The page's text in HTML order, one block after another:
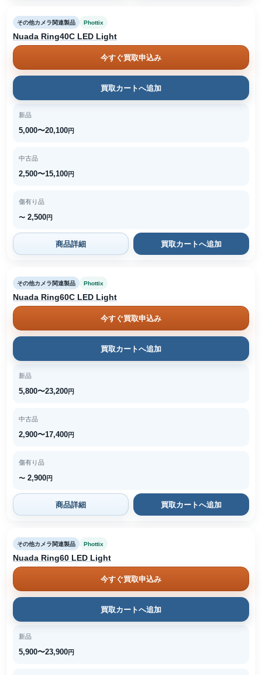
その他カメラ関連製品 Phottix
Nuada Ring40C LED Light
今すぐ買取申込み
買取カートへ追加
新品
5,000〜20,100円
中古品
2,500〜15,100円
傷有り品
〜 2,500円
商品詳細 買取カートへ追加
その他カメラ関連製品 Phottix
Nuada Ring60C LED Light
今すぐ買取申込み
買取カートへ追加
新品
5,800〜23,200円
中古品
2,900〜17,400円
傷有り品
〜 2,900円
商品詳細 買取カートへ追加
その他カメラ関連製品 Phottix
Nuada Ring60 LED Light
今すぐ買取申込み
買取カートへ追加
新品
5,900〜23,900円